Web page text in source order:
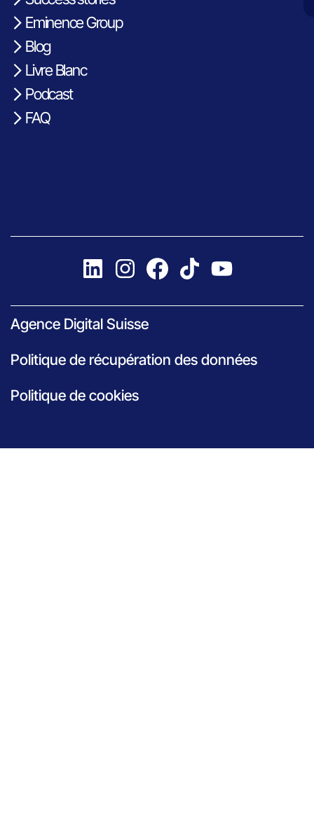
Eminence Group
Blog
Livre Blanc
Podcast
FAQ
Agence Digital Suisse
Politique de récupération des données
Politique de cookies